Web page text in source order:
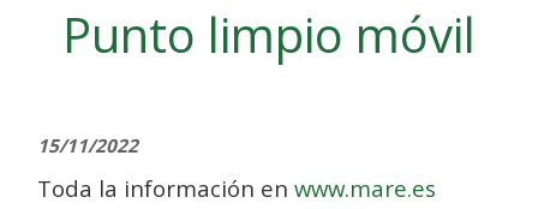
Punto limpio móvil
15/11/2022
Toda la información en www.mare.es